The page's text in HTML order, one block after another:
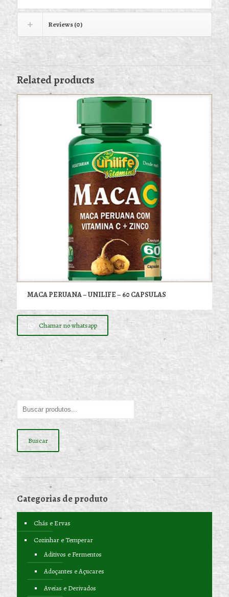
Reviews (0)
Related products
MACA PERUANA – UNILIFE – 60 CAPSULAS
Chamar no whatsapp
Buscar
Categorias de produto
Chás e Ervas
Cozinhar e Temperar
Aditivos e Fermentos
Adoçantes e Açucares
Aveias e Derivados